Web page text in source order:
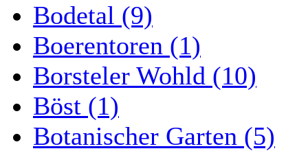
Bodetal (9)
Boerentoren (1)
Borsteler Wohld (10)
Böst (1)
Botanischer Garten (5)